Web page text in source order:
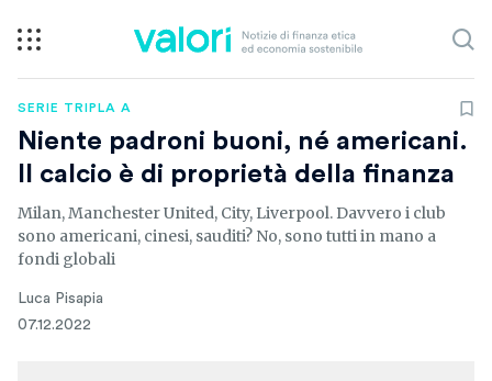
SERIE TRIPLA A
Niente padroni buoni, né americani.
Il calcio è di proprietà della finanza
Milan, Manchester United, City, Liverpool. Davvero i club
sono americani, cinesi, sauditi? No, sono tutti in mano a
fondi globali
Luca Pisapia
07.12.2022